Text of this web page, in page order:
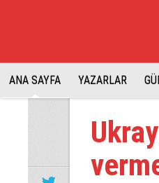
ANA SAYFA YAZARLAR